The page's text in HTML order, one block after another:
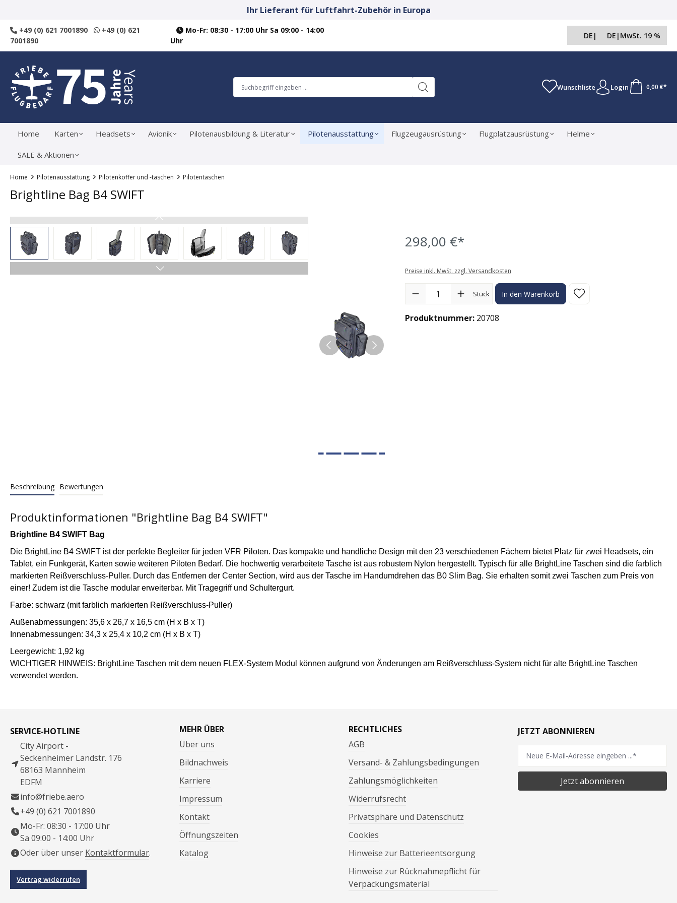
Ihr Lieferant für Luftfahrt-Zubehör in Europa
+49 (0) 621 7001890
+49 (0) 621
7001890
Mo-Fr: 08:30 - 17:00 Uhr Sa 09:00 - 14:00
Uhr
DE | DE | MwSt. 19 %
Wunschliste Login 0,00 €*
Home Karten Headsets Avionik Pilotenausbildung & Literatur Pilotenausstattung Flugzeugausrüstung Flugplatzausrüstung Helme
SALE & Aktionen
Home Pilotenausstattung Pilotenkoffer und -taschen Pilotentaschen
Brightline Bag B4 SWIFT
Bildergalerie überspringen 298,00 €*
Preise inkl. MwSt. zzgl. Versandkosten
Produkt Anzahl: Gib den gewünschten Wert ein oder benutze die
Stück In den Warenkorb
Produktnummer: 20708
Beschreibung Bewertungen
Produktinformationen "Brightline Bag B4 SWIFT"
Brightline B4 SWIFT Bag
Die BrightLine B4 SWIFT ist der perfekte Begleiter für jeden VFR Piloten. Das kompakte und handliche Design mit den 23 verschiedenen Fächern bietet Platz für zwei Headsets, ein
Tablet, ein Funkgerät, Karten sowie weiteren Piloten Bedarf. Die hochwertig verarbeitete Tasche ist aus robustem Nylon hergestellt. Typisch für alle BrightLine Taschen sind die farblich
markierten Reißverschluss-Puller. Durch das Entfernen der Center Section, wird aus der Tasche im Handumdrehen das B0 Slim Bag. Sie erhalten somit zwei Taschen zum Preis von
einer! Zudem ist die Tasche modular erweiterbar. Mit Tragegriff und Schultergurt.
Farbe: schwarz (mit farblich markierten Reißverschluss-Puller)
Außenabmessungen: 35,6 x 26,7 x 16,5 cm (H x B x T)
Innenabmessungen: 34,3 x 25,4 x 10,2 cm (H x B x T)
Leergewicht: 1,92 kg
WICHTIGER HINWEIS: BrightLine Taschen mit dem neuen FLEX-System Modul können aufgrund von Änderungen am Reißverschluss-System nicht für alte BrightLine Taschen
verwendet werden.
SERVICE-HOTLINE
City Airport -
Seckenheimer Landstr. 176
68163 Mannheim
EDFM
info@friebe.aero
+49 (0) 621 7001890
Mo-Fr: 08:30 - 17:00 Uhr
Sa 09:00 - 14:00 Uhr
Oder über unser Kontaktformular.
Vertrag widerrufen
MEHR ÜBER
Über uns
Bildnachweis
Karriere
Impressum
Kontakt
Öffnungszeiten
Katalog
RECHTLICHES
AGB
Versand- & Zahlungsbedingungen
Zahlungsmöglichkeiten
Widerrufsrecht
Privatsphäre und Datenschutz
Cookies
Hinweise zur Batterieentsorgung
Hinweise zur Rücknahmepflicht für
Verpackungsmaterial
JETZT ABONNIEREN
Jetzt abonnieren